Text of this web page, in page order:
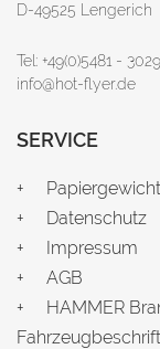
D-49525 Lengerich
Tel: +49(0)5481 -
info@hot-flyer.de
SERVICE
Datenschutz
Impressum
AGB
HAMMER